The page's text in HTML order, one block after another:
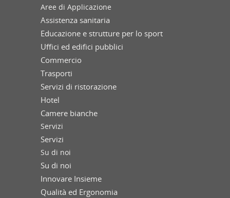
Aree di Applicazione
Assistenza sanitaria
Educazione e strutture per lo sport
Uffici ed edifici pubblici
Commercio
Trasporti
Servizi di ristorazione
Hotel
Camere bianche
Servizi
Servizi
Su di noi
Su di noi
Innovare Insieme
Qualità ed Ergonomia